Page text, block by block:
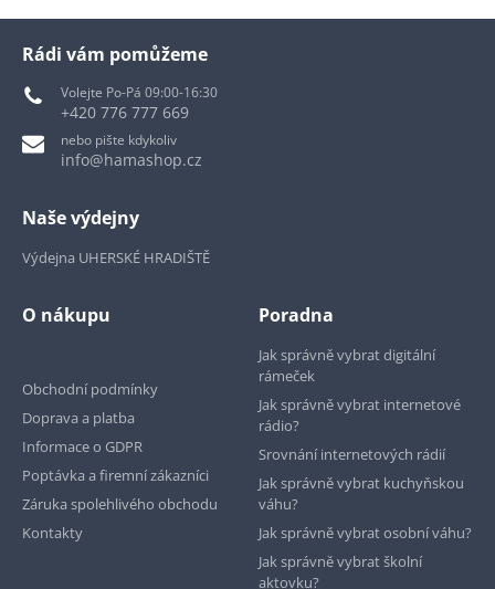
Rádi vám pomůžeme
Volejte Po-Pá 09:00-16:30
+420 776 777 669
nebo pište kdykoliv
info@hamashop.cz
Naše výdejny
Výdejna UHERSKÉ HRADIŠTĚ
O nákupu
Obchodní podmínky
Doprava a platba
Informace o GDPR
Poptávka a firemní zákazníci
Záruka spolehlivého obchodu
Kontakty
Poradna
Jak správně vybrat digitální
rámeček
Jak správně vybrat internetové
rádio?
Srovnání internetových rádií
Jak správně vybrat kuchyňskou
váhu?
Jak správně vybrat osobní váhu?
Jak správně vybrat školní
aktovku?